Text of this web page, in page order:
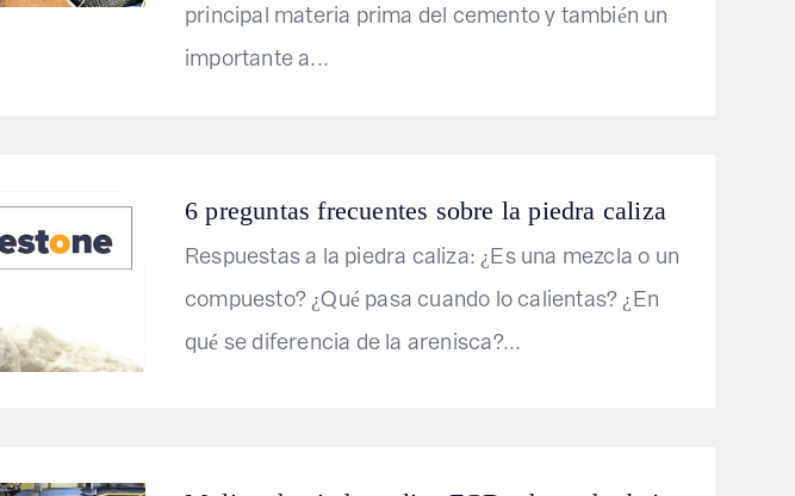
principal materia prima del cemento y también un
importante a...
6 preguntas frecuentes sobre la piedra caliza
Respuestas a la piedra caliza: ¿Es una mezcla o un
compuesto? ¿Qué pasa cuando lo calientas? ¿En
qué se diferencia de la arenisca?...